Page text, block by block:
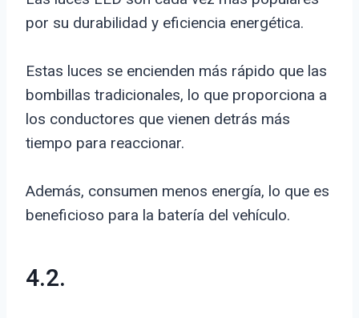
por su durabilidad y eficiencia energética.
Estas luces se encienden más rápido que las
bombillas tradicionales, lo que proporciona a
los conductores que vienen detrás más
tiempo para reaccionar.
Además, consumen menos energía, lo que es
beneficioso para la batería del vehículo.
4.2.